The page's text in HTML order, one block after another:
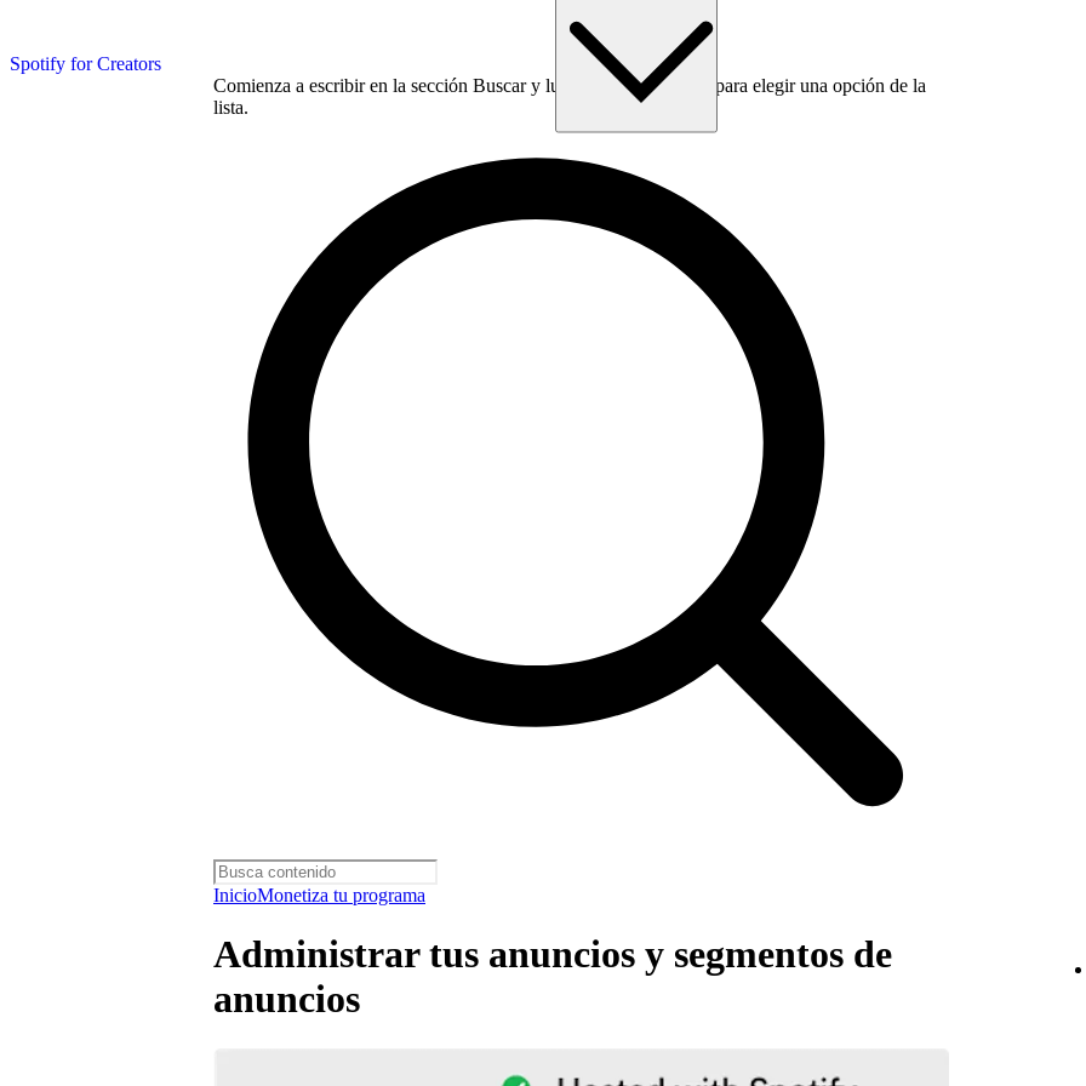
Spotify for Creators
Comienza a escribir en la sección Buscar y luego usa la tecla Tab para elegir una opción de la
lista.
InicioMonetiza tu programa
Administrar tus anuncios y segmentos de
anuncios